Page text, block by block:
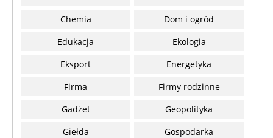
Chemia
Dom i ogród
Edukacja
Ekologia
Eksport
Energetyka
Firma
Firmy rodzinne
Gadżet
Geopolityka
Giełda
Gospodarka